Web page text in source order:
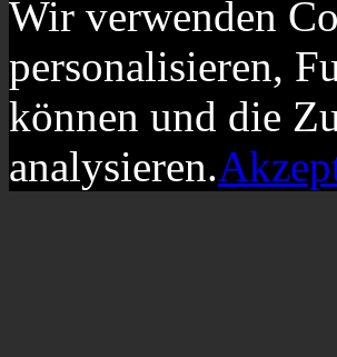
Wir verwenden
personalisieren,
können und die
analysieren.